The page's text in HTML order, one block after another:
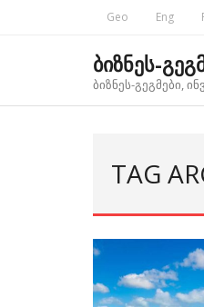
Geo Eng
ბიზნეს-
ბიზნეს-გეგმები,
TAG